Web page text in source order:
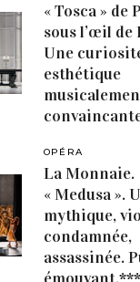
« Tosca » de
sous l’œil de
Une
esthétique
OPÉRA
La Monnaie.
« Medusa ».
mythique,
condamnée,
assassinée.